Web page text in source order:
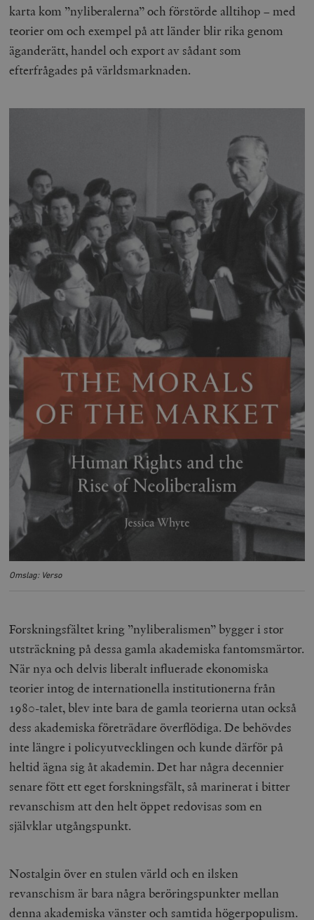
karta kom ”nyliberalerna” och förstörde alltihop – med
teorier om och exempel på att länder blir rika genom
äganderätt, handel och export av sådant som
efterfrågades på världsmarknaden.
Omslag: Verso
Forskningsfältet kring ”nyliberalismen” bygger i stor
utsträckning på dessa gamla akademiska fantomsmärtor.
När nya och delvis liberalt influerade ekonomiska
teorier intog de internationella institutionerna från
1980-talet, blev inte bara de gamla teorierna utan också
dess akademiska företrädare överflödiga. De behövdes
inte längre i policyutvecklingen och kunde därför på
heltid ägna sig åt akademin. Det har några decennier
senare fött ett eget forskningsfält, så marinerat i bitter
revanschism att den helt öppet redovisas som en
självklar utgångspunkt.
Nostalgin över en stulen värld och en ilsken
revanschism är bara några beröringspunkter mellan
denna akademiska vänster och samtida högerpopulism.